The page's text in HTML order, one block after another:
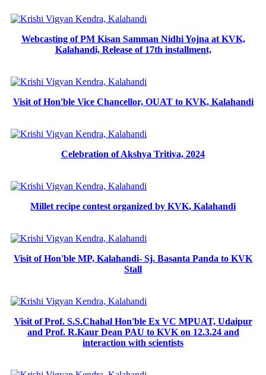
Webcasting of PM Kisan Samman Nidhi Yojna at KVK,
Kalahandi, Release of 17th installment,
Visit of Hon'ble Vice Chancellor, OUAT to KVK, Kalahandi
Celebration of Akshya Tritiya, 2024
Millet recipe contest organized by KVK, Kalahandi
Visit of Hon'ble MP, Kalahandi- Sj. Basanta Panda to KVK
Stall
Visit of Prof. S.S.Chahal Hon'ble Ex VC MPUAT, Udaipur
and Prof. R.Kaur Dean PAU to KVK on 12.3.24 and
interaction with scientists